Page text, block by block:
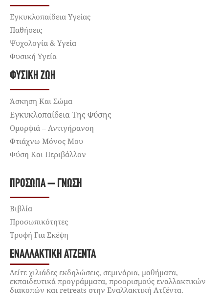
Εγκυκλοπαίδεια Υγείας
Παθήσεις
Ψυχολογία & Υγεία
Φυσική Υγεία
ΦΥΣΙΚΉ ΖΩΉ
Άσκηση Και Σώμα
Εγκυκλοπαίδεια Της Φύσης
Ομορφιά – Αντιγήρανση
Φτιάχνω Μόνος Μου
Φύση Και Περιβάλλον
ΠΡΌΣΩΠΑ – ΓΝΏΣΗ
Βιβλία
Προσωπικότητες
Τροφή Για Σκέψη
ΕΝΑΛΛΑΚΤΙΚΉ ΑΤΖΈΝΤΑ
Δείτε χιλιάδες εκδηλώσεις, σεμινάρια, μαθήματα,
εκπαιδευτικά προγράμματα, προορισμούς εναλλακτικών
διακοπών και retreats στην Εναλλακτική Ατζέντα.